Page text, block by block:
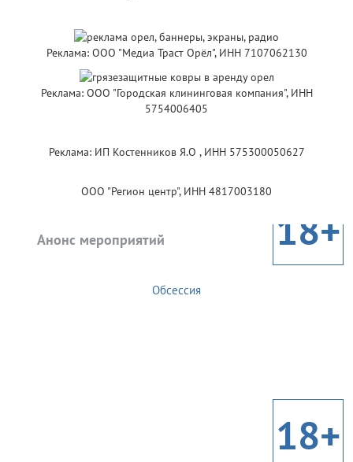
Реклама: ООО "Медиа Траст Орёл", ИНН 7107062130
Реклама: ООО "Городская клининговая компания", ИНН
5754006405
Реклама: ИП Костенников Я.О , ИНН 575300050627
ООО "Регион центр", ИНН 4817003180
Анонс мероприятий 18+
Обсессия
18+